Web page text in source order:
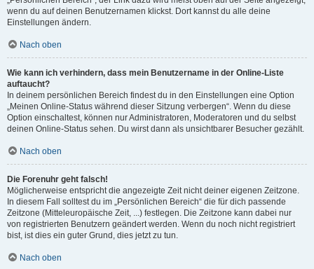
wenn du auf deinen Benutzernamen klickst. Dort kannst du alle deine
Einstellungen ändern.
Nach oben
Wie kann ich verhindern, dass mein Benutzername in der Online-Liste
auftaucht?
In deinem persönlichen Bereich findest du in den Einstellungen eine Option
„Meinen Online-Status während dieser Sitzung verbergen“. Wenn du diese
Option einschaltest, können nur Administratoren, Moderatoren und du selbst
deinen Online-Status sehen. Du wirst dann als unsichtbarer Besucher gezählt.
Nach oben
Die Forenuhr geht falsch!
Möglicherweise entspricht die angezeigte Zeit nicht deiner eigenen Zeitzone.
In diesem Fall solltest du im „Persönlichen Bereich“ die für dich passende
Zeitzone (Mitteleuropäische Zeit, ...) festlegen. Die Zeitzone kann dabei nur
von registrierten Benutzern geändert werden. Wenn du noch nicht registriert
bist, ist dies ein guter Grund, dies jetzt zu tun.
Nach oben